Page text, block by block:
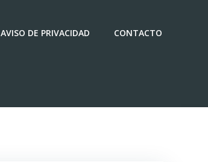
AVISO DE PRIVACIDAD CONTACTO